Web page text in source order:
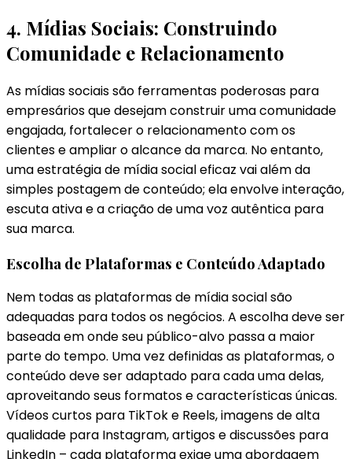
4. Mídias Sociais: Construindo
Comunidade e Relacionamento
As mídias sociais são ferramentas poderosas para
empresários que desejam construir uma comunidade
engajada, fortalecer o relacionamento com os
clientes e ampliar o alcance da marca. No entanto,
uma estratégia de mídia social eficaz vai além da
simples postagem de conteúdo; ela envolve interação,
escuta ativa e a criação de uma voz autêntica para
sua marca.
Escolha de Plataformas e Conteúdo Adaptado
Nem todas as plataformas de mídia social são
adequadas para todos os negócios. A escolha deve ser
baseada em onde seu público-alvo passa a maior
parte do tempo. Uma vez definidas as plataformas, o
conteúdo deve ser adaptado para cada uma delas,
aproveitando seus formatos e características únicas.
Vídeos curtos para TikTok e Reels, imagens de alta
qualidade para Instagram, artigos e discussões para
LinkedIn – cada plataforma exige uma abordagem